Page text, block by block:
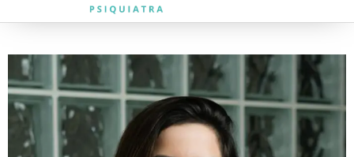
Ansiedade Depressão
Ao continuar, você será redirecionado ao WhatsApp da Dra.
Jadhe. Seus dados são usados apenas para personalizar o
atendimento.
Ir para o WhatsApp